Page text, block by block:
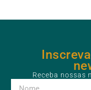
Receba nossas